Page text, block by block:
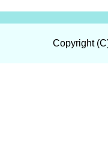
Copyright